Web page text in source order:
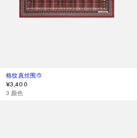
格纹真丝围巾
当前颜色： 酒红色/棕色
價格：¥3,400。
¥3,400
,3 颜色